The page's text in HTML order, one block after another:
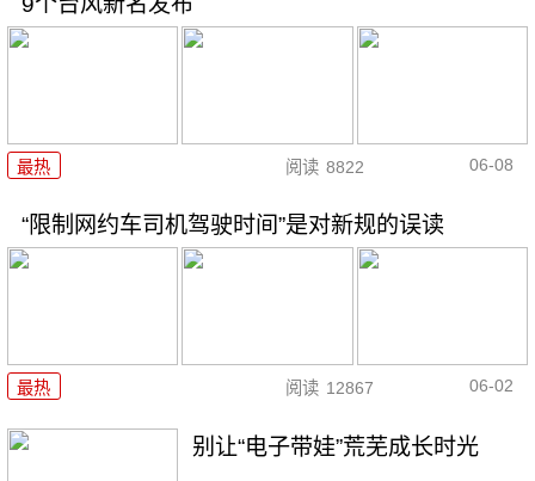
最热 阅读 8822 06-08
“限制网约车司机驾驶时间”是对新规的误读
最热 阅读 12867 06-02
别让“电子带娃”荒芜成长时光